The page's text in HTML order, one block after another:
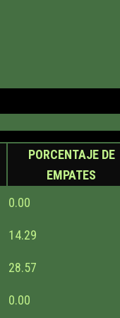
PORCENTAJE DE
EMPATES
0.00
14.29
28.57
0.00